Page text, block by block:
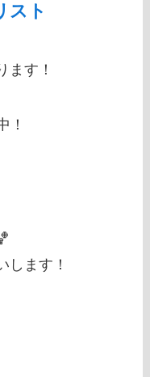
スト
ます！
！
します！